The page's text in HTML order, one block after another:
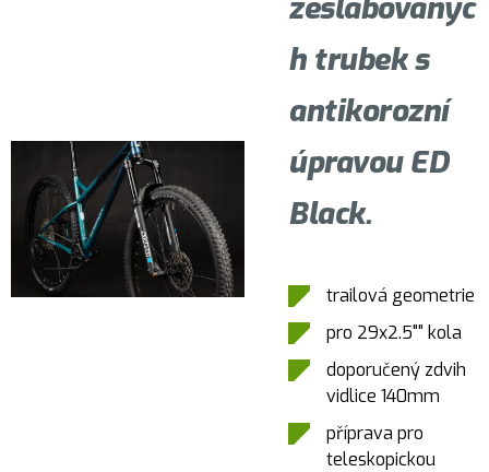
h trubek s
antikorozní
úpravou ED
Black.
trailová geometrie
pro 29x2.5"" kola
doporučený zdvih
vidlice 140mm
příprava pro
teleskopickou